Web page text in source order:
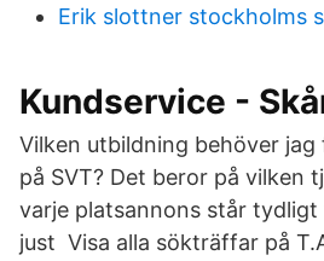
Erik slottner stockholms
Kundservice -
Vilken utbildning behöver
på SVT? Det beror på vilken
varje platsannons står
just Visa alla sökträffar på